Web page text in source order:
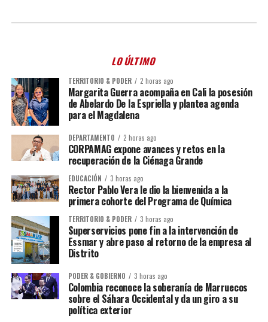
LO ÚLTIMO
TERRITORIO & PODER 2 horas ago
Margarita Guerra acompaña en Cali la posesión
de Abelardo De la Espriella y plantea agenda
para el Magdalena
DEPARTAMENTO 2 horas ago
CORPAMAG expone avances y retos en la
recuperación de la Ciénaga Grande
EDUCACIÓN 3 horas ago
Rector Pablo Vera le dio la bienvenida a la
primera cohorte del Programa de Química
TERRITORIO & PODER 3 horas ago
Superservicios pone fin a la intervención de
Essmar y abre paso al retorno de la empresa al
Distrito
PODER & GOBIERNO 3 horas ago
Colombia reconoce la soberanía de Marruecos
sobre el Sáhara Occidental y da un giro a su
política exterior